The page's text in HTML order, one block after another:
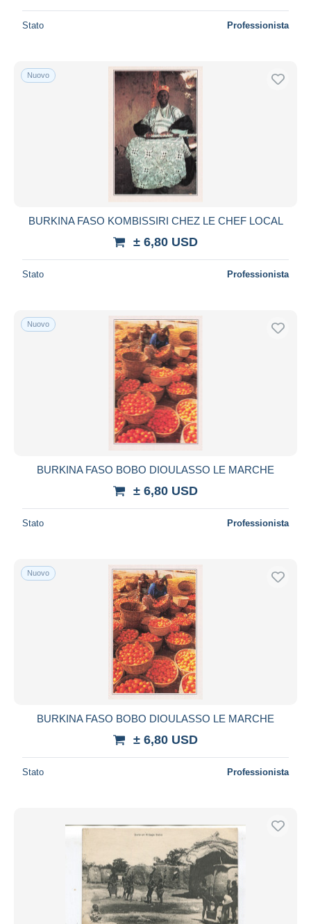
Stato Professionista
Nuovo
BURKINA FASO KOMBISSIRI CHEZ LE CHEF LOCAL
± 6,80 USD
Stato Professionista
Nuovo
BURKINA FASO BOBO DIOULASSO LE MARCHE
± 6,80 USD
Stato Professionista
Nuovo
BURKINA FASO BOBO DIOULASSO LE MARCHE
± 6,80 USD
Stato Professionista